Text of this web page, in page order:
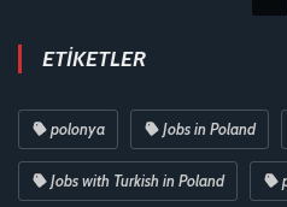
ETIKETLER
polonya Jobs in Poland
Jobs with Turkish in Poland